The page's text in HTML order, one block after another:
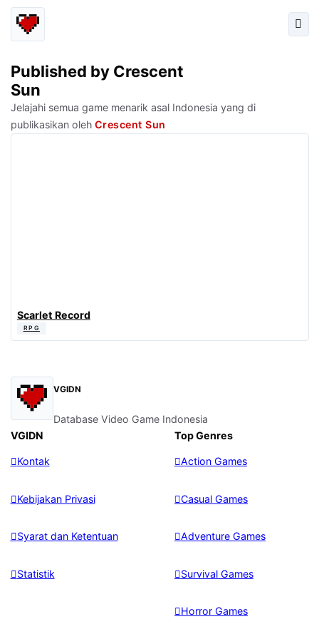
Published by Crescent
Sun
Jelajahi semua game menarik asal Indonesia yang di
publikasikan oleh Crescent Sun
Scarlet Record
RPG
VGIDN
Database Video Game Indonesia
VGIDN
Kontak
Kebijakan Privasi
Syarat dan Ketentuan
Statistik
Top Genres
Action Games
Casual Games
Adventure Games
Survival Games
Horror Games